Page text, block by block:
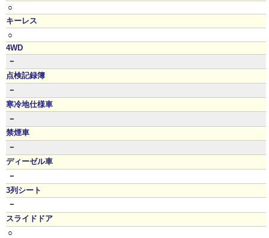
○
キーレス
○
4WD
－
点検記録簿
－
寒冷地仕様車
－
禁煙車
－
ディーゼル車
－
3列シート
－
スライドドア
○